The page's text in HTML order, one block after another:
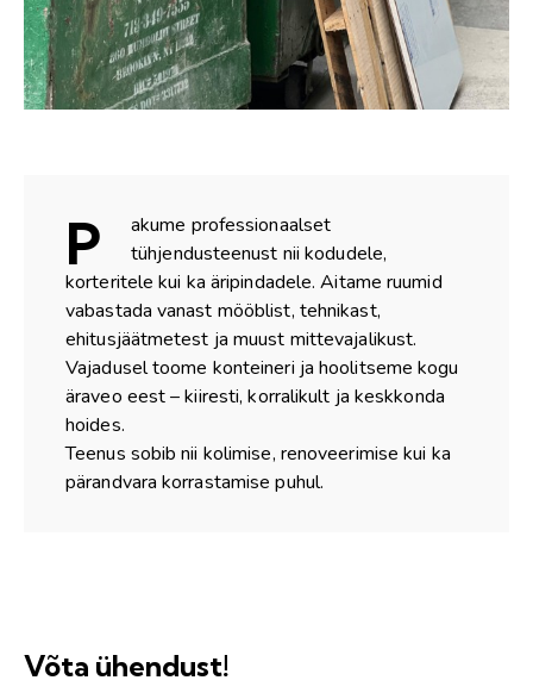
P
akume professionaalset
tühjendusteenust nii kodudele,
korteritele kui ka äripindadele. Aitame ruumid
vabastada vanast mööblist, tehnikast,
ehitusjäätmetest ja muust mittevajalikust.
Vajadusel toome konteineri ja hoolitseme kogu
äraveo eest – kiiresti, korralikult ja keskkonda
hoides.
Teenus sobib nii kolimise, renoveerimise kui ka
pärandvara korrastamise puhul.
Võta ühendust!